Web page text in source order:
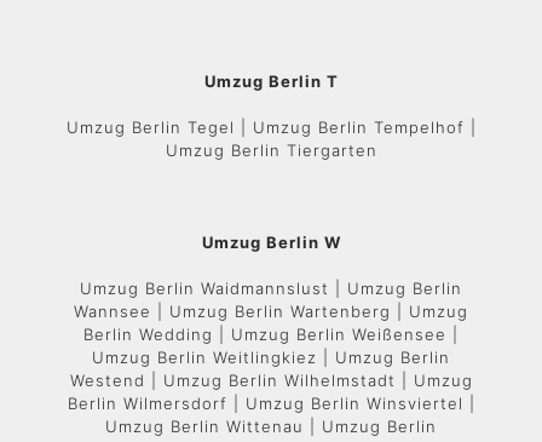
Umzug Berlin T
Umzug Berlin Tegel | Umzug Berlin Tempelhof |
Umzug Berlin Tiergarten
Umzug Berlin W
Umzug Berlin Waidmannslust | Umzug Berlin
Wannsee | Umzug Berlin Wartenberg | Umzug
Berlin Wedding | Umzug Berlin Weißensee |
Umzug Berlin Weitlingkiez | Umzug Berlin
Westend | Umzug Berlin Wilhelmstadt | Umzug
Berlin Wilmersdorf | Umzug Berlin Winsviertel |
Umzug Berlin Wittenau | Umzug Berlin